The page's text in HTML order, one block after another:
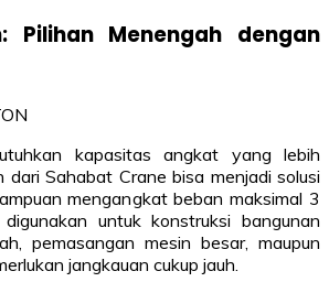
Pilihan Menengah dengan
kapasitas angkat yang lebih
Sahabat Crane bisa menjadi solusi
mengangkat beban maksimal 3
untuk konstruksi bangunan
pemasangan mesin besar, maupun
jangkauan cukup jauh.